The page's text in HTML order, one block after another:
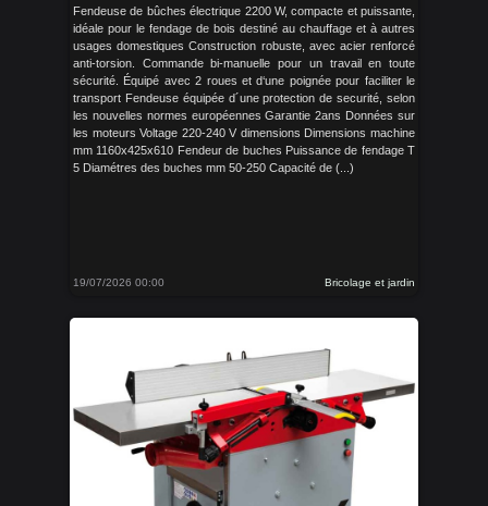
Fendeuse de bûches électrique 2200 W, compacte et puissante,
idéale pour le fendage de bois destiné au chauffage et à autres
usages domestiques Construction robuste, avec acier renforcé
anti-torsion. Commande bi-manuelle pour un travail en toute
sécurité. Équipé avec 2 roues et d‘une poignée pour faciliter le
transport Fendeuse équipée d´une protection de securité, selon
les nouvelles normes européennes Garantie 2ans Données sur
les moteurs Voltage 220-240 V dimensions Dimensions machine
mm 1160x425x610 Fendeur de buches Puissance de fendage T
5 Diamétres des buches mm 50-250 Capacité de (...)
19/07/2026 00:00 Bricolage et jardin